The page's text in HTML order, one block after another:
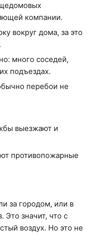
компании.
вокруг дома, за это
много соседей,
подъездах.
перебои не
выезжают и
противопожарные
за городом, или в
Это значит, что с
воздух. Но это не